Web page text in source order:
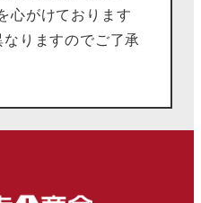
心がけております
なりますのでご了承